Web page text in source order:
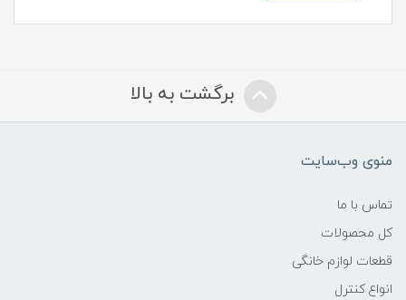
برگشت به بالا
منوی وب‌سایت
تماس با ما
کل محصولات
قطعات لوازم خانگی
انواع کنترل